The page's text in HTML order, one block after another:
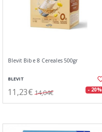
Blevit Bibe 8 Cereales 500gr
BLEVIT
11,23€ 14,04€ - 20%